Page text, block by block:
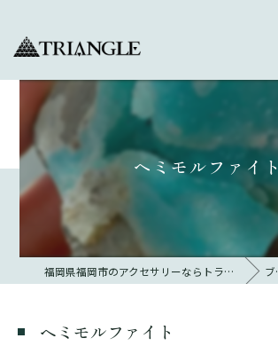
ヘミモルファイト
福岡県福岡市のアクセサリーならトライアングル 大名 ブログ
ヘミモルファイト